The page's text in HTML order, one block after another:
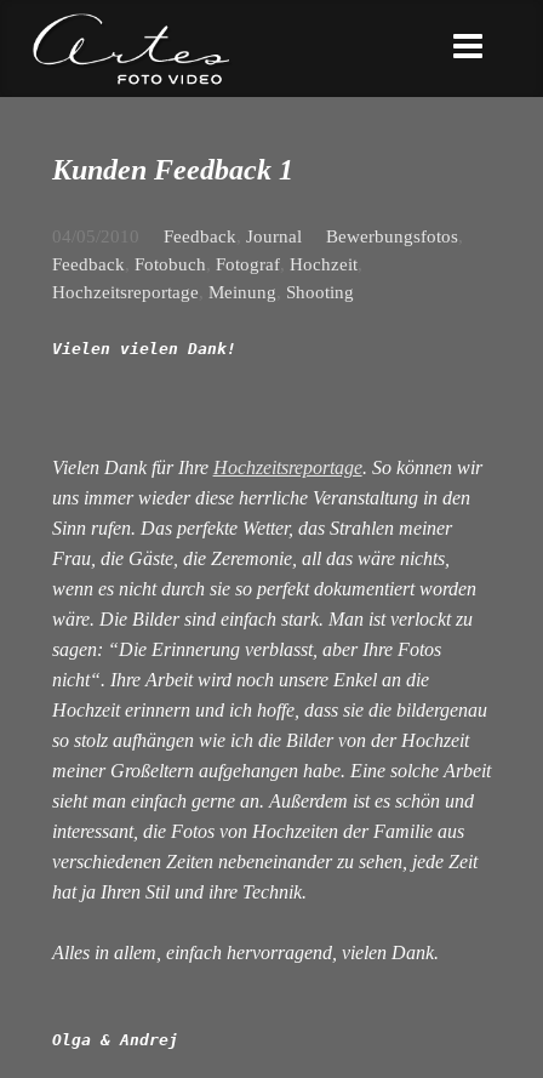
Kunden Feedback 1
04/05/2010 Feedback Journal Bewerbungsfotos,
Feedback Fotobuch Fotograf, Hochzeit,
Hochzeitsreportage Meinung Shooting
Vielen vielen Dank!
Vielen Dank für Ihre Hochzeitsreportage. So können wir
uns immer wieder diese herrliche Veranstaltung in den
Sinn rufen. Das perfekte Wetter, das Strahlen meiner
Frau, die Gäste, die Zeremonie, all das wäre nichts,
wenn es nicht durch sie so perfekt dokumentiert worden
wäre. Die Bilder sind einfach stark. Man ist verlockt zu
sagen: “Die Erinnerung verblasst, aber Ihre Fotos
nicht“. Ihre Arbeit wird noch unsere Enkel an die
Hochzeit erinnern und ich hoffe, dass sie die bildergenau
so stolz aufhängen wie ich die Bilder von der Hochzeit
meiner Großeltern aufgehangen habe. Eine solche Arbeit
sieht man einfach gerne an. Außerdem ist es schön und
interessant, die Fotos von Hochzeiten der Familie aus
verschiedenen Zeiten nebeneinander zu sehen, jede Zeit
hat ja Ihren Stil und ihre Technik.
Alles in allem, einfach hervorragend, vielen Dank.
Olga & Andrej